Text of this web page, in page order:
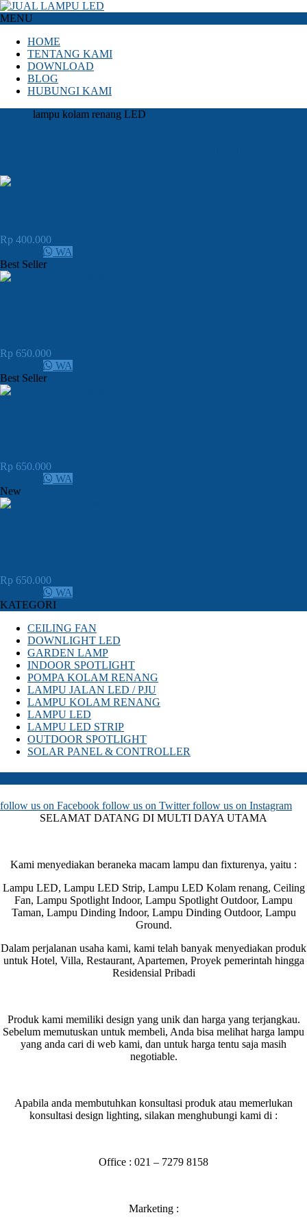
MENU
HOME
TENTANG KAMI
DOWNLOAD
BLOG
HUBUNGI KAMI
lampu kolam renang LED
Rp 400.000
WA
Best Seller
Rp 650.000
WA
Best Seller
Rp 650.000
WA
New
Rp 650.000
WA
KATEGORI
CEILING FAN
DOWNLIGHT LED
GARDEN LAMP
INDOOR SPOTLIGHT
POMPA KOLAM RENANG
LAMPU JALAN LED / PJU
LAMPU KOLAM RENANG
LAMPU LED
LAMPU LED STRIP
OUTDOOR SPOTLIGHT
SOLAR PANEL & CONTROLLER
follow us on Facebook follow us on Twitter follow us on Instagram
SELAMAT DATANG DI MULTI DAYA UTAMA
Kami menyediakan beraneka macam lampu dan fixturenya, yaitu :
Lampu LED, Lampu LED Strip, Lampu LED Kolam renang, Ceiling
Fan, Lampu Spotlight Indoor, Lampu Spotlight Outdoor, Lampu
Taman, Lampu Dinding Indoor, Lampu Dinding Outdoor, Lampu
Ground.
Dalam perjalanan usaha kami, kami telah banyak menyediakan produk
untuk Hotel, Villa, Restaurant, Apartemen, Proyek pemerintah hingga
Residensial Pribadi
Produk kami memiliki design yang unik dan harga yang terjangkau.
Sebelum memutuskan untuk membeli, Anda bisa melihat harga lampu
yang anda cari di web kami, dan untuk harga tentu saja masih
negotiable.
Apabila anda membutuhkan konsultasi produk atau memerlukan
konsultasi design lighting, silakan menghubungi kami di :
Office : 021 – 7279 8158
Marketing :